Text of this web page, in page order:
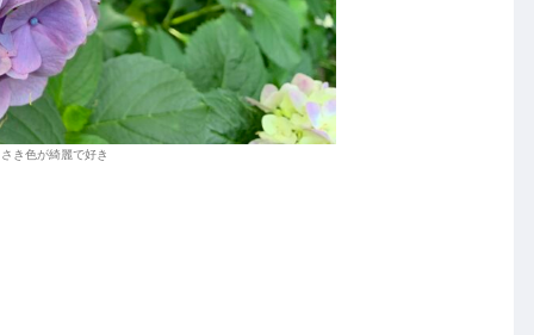
き色が綺麗で好き